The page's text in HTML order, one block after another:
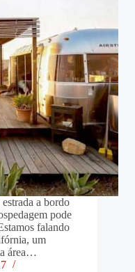
a bordo
pode
falando
um
área…